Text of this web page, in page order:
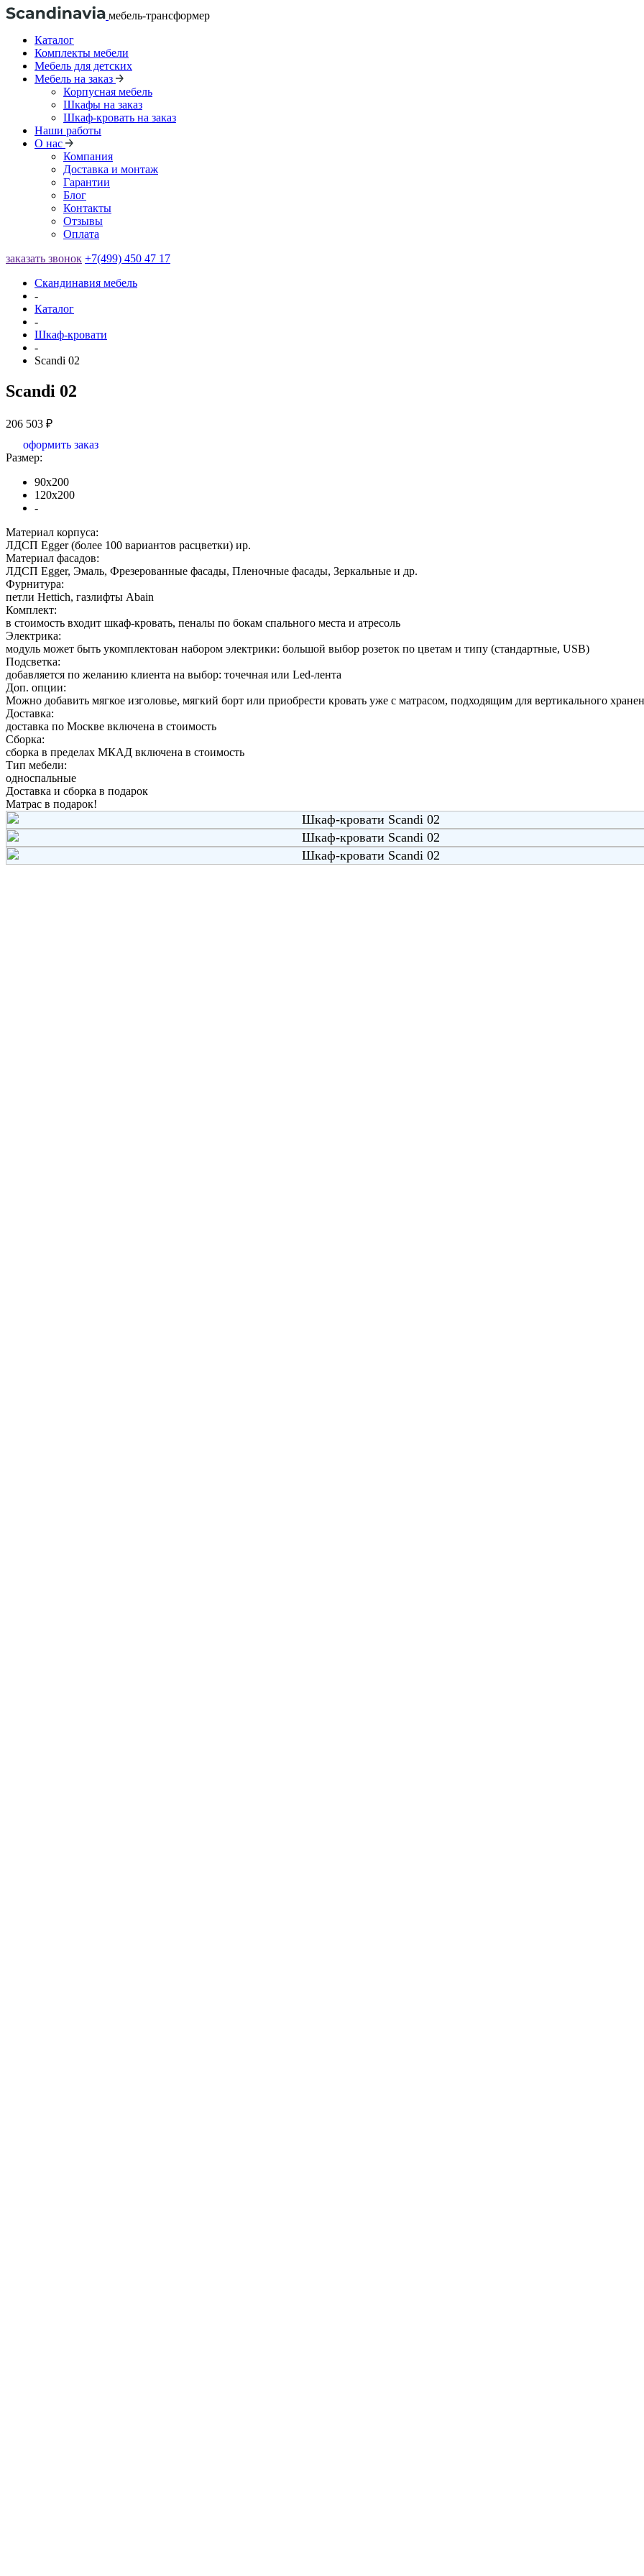
мебель-трансформер
Каталог
Комплекты мебели
Мебель для детских
Мебель на заказ
Корпусная мебель
Шкафы на заказ
Шкаф-кровать на заказ
Наши работы
О нас
Компания
Доставка и монтаж
Гарантии
Блог
Контакты
Отзывы
Оплата
заказать звонок +7(499) 450 47 17
Скандинавия мебель
-
Каталог
-
Шкаф-кровати
-
Scandi 02
Scandi 02
206 503 ₽
оформить заказ
Размер:
90х200
120х200
-
Материал корпуса:
ЛДСП Egger (более 100 вариантов расцветки) ир.
Материал фасадов:
ЛДСП Egger, Эмаль, Фрезерованные фасады, Пленочные фасады, Зеркальные и др.
Фурнитура:
петли Hettich, газлифты Abain
Комплект:
в стоимость входит шкаф-кровать, пеналы по бокам спального места и атресоль
Электрика:
модуль может быть укомплектован набором электрики: большой выбор розеток по цветам и типу (стандартные, USB)
Подсветка:
добавляется по желанию клиента на выбор: точечная или Led-лента
Доп. опции:
Можно добавить мягкое изголовье, мягкий борт или приобрести кровать уже с матрасом, подходящим для вертикального
Доставка:
доставка по Москве включена в стоимость
Сборка:
сборка в пределах МКАД включена в стоимость
Тип мебели:
односпальные
Доставка и сборка в подарок
Матрас в подарок!